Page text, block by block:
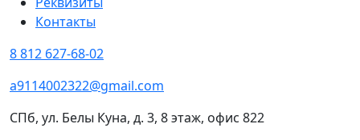
Контакты
8 812 627-68-02
a9114002322@gmail.com
СПб, ул. Белы Куна, д. 3, 8 этаж, офис 822